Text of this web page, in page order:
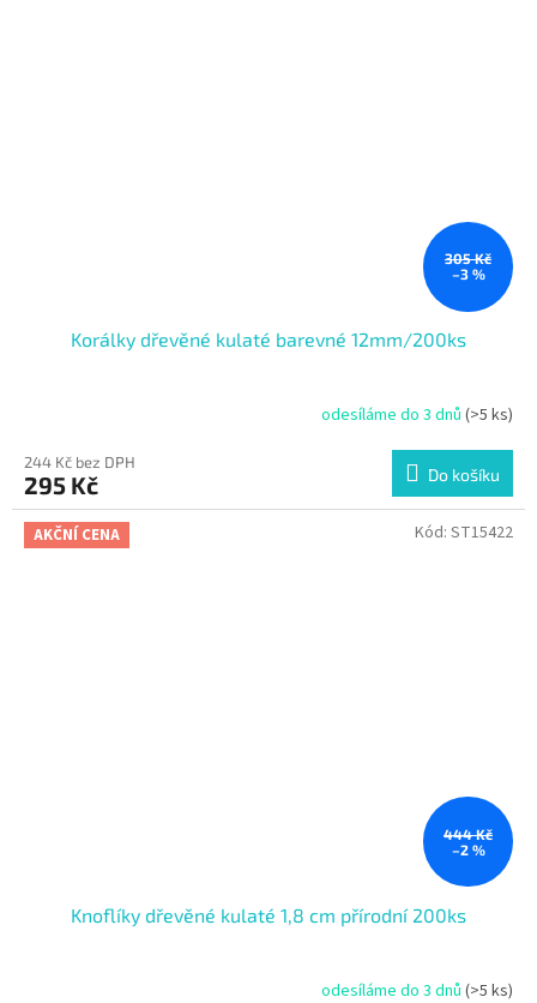
305 Kč
–3 %
Korálky dřevěné kulaté barevné 12mm/200ks
odesíláme do 3 dnů (>5 ks)
244 Kč bez DPH
295 Kč Do košíku
AKČNÍ CENA
444 Kč
–2 %
Knoflíky dřevěné kulaté 1,8 cm přírodní 200ks
odesíláme do 3 dnů (>5 ks)
Kód: ST15422